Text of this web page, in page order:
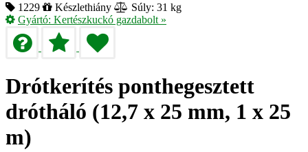
1229 Készlethiány
Súly: 31 kg
Gyártó: Kertészkuckó gazdabolt »
Drótkerítés ponthegesztett
drótháló (12,7 x 25 mm, 1 x 25
m)